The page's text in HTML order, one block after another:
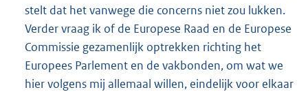
stelt dat het vanwege die concerns niet zou lukken.
Verder vraag ik of de Europese Raad en de Europese
Commissie gezamenlijk optrekken richting het
Europees Parlement en de vakbonden, om wat we
hier volgens mij allemaal willen, eindelijk voor elkaar